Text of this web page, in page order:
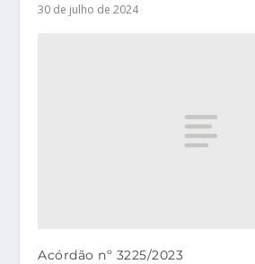
30 de julho de 2024
Acórdão nº 3225/2023